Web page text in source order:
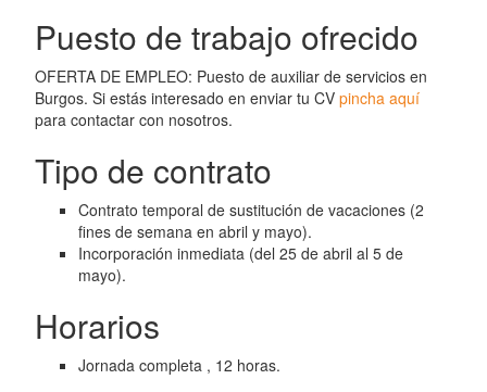
Puesto de trabajo ofrecido
OFERTA DE EMPLEO: Puesto de auxiliar de servicios en
Burgos. Si estás interesado en enviar tu CV pincha aquí
para contactar con nosotros.
Tipo de contrato
Contrato temporal de sustitución de vacaciones (2
fines de semana en abril y mayo).
Incorporación inmediata (del 25 de abril al 5 de
mayo).
Horarios
Jornada completa , 12 horas.